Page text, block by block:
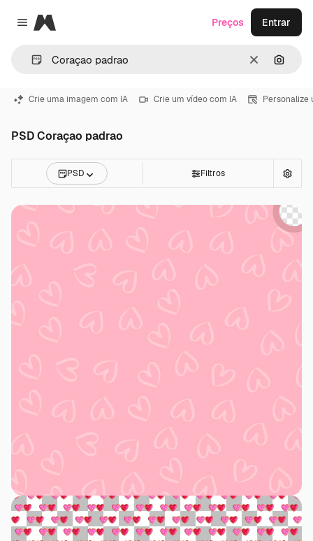
Close menu
Magnific
Limpar
Preços Entrar
Crie uma imagem com IA Crie um vídeo com IA Personalize
PSD Coraçao padrao
PSD Filtros